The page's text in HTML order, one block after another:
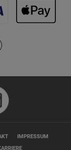
IMPRESSUM